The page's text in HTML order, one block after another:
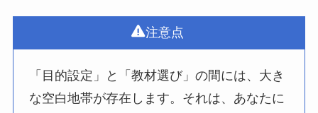
注意点
「目的設定」と「教材選び」の間には、大き
な空白地帯が存在します。それは、あなたに